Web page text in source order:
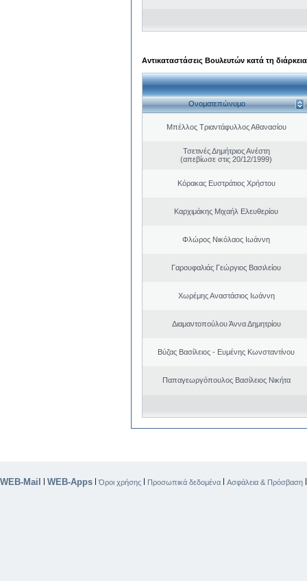
Αντικαταστάσεις Βουλευτών κατά τη
Ονοματεπώνυμο
Μπέλλος Τριαντάφυλλος Αθανασίου
Τσετινές Δημήτριος Ανέστη
(απεβίωσε στις 20/12/1999)
Κόρακας Ευστράτιος Χρήστου
Καρχιμάκης Μιχαήλ Ελευθερίου
Φλώρος Νικόλαος Ιωάννη
Γαρουφαλιάς Γεώργιος Βασιλείου
Χωρέμης Αναστάσιος Ιωάννη
Διαμαντοπούλου Άννα Δημητρίου
Βύζας Βασίλειος - Ευμένης Κωνσταντίνου
Παπαγεωργόπουλος Βασίλειος Νικήτα
WEB-Mail | WEB-Apps |Όροι χρήσης | Προσωπικά δεδομένα | Ασφάλεια & Πρόσβαση